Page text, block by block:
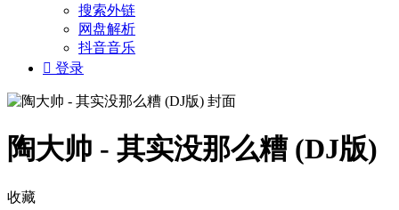
搜索外链
网盘解析
抖音音乐
 登录
陶大帅 - 其实没那么糟 (DJ版)
收藏